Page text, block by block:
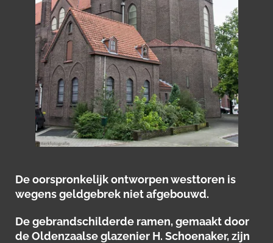
De oorspronkelijk ontworpen westtoren is
wegens geldgebrek niet afgebouwd.
De gebrandschilderde ramen, gemaakt door
de Oldenzaalse glazenier H. Schoenaker, zijn